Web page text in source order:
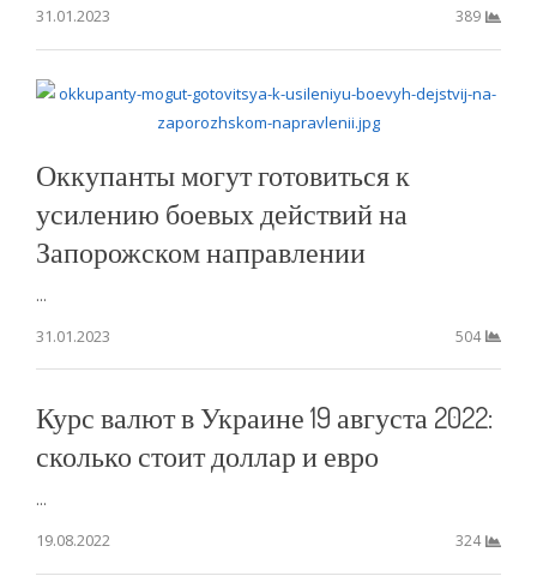
31.01.2023 389
Оккупанты могут готовиться к
усилению боевых действий на
Запорожском направлении
...
31.01.2023
504
Курс валют в Украине 19 августа 2022:
сколько стоит доллар и евро
...
19.08.2022
324